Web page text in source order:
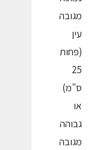
מגובה
עין
(פחות
25
ס"מ)
או
גבוהה
מגובה